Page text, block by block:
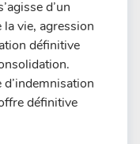
d’un
vie, agression
définitive
d’indemnisation
définitive